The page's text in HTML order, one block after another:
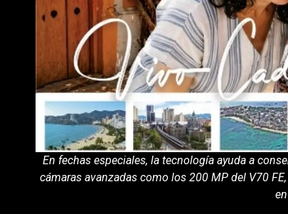
En fechas especiales, la tecnología ayuda a
cámaras avanzadas como los 200 MP del V70